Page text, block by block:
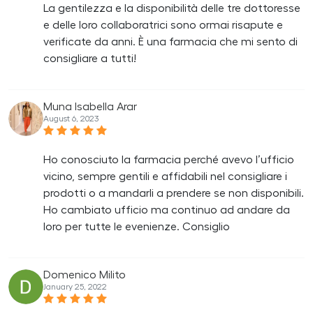
La gentilezza e la disponibilità delle tre dottoresse
e delle loro collaboratrici sono ormai risapute e
verificate da anni. È una farmacia che mi sento di
consigliare a tutti!
Muna Isabella Arar
August 6, 2023
Ho conosciuto la farmacia perché avevo l’ufficio
vicino, sempre gentili e affidabili nel consigliare i
prodotti o a mandarli a prendere se non disponibili.
Ho cambiato ufficio ma continuo ad andare da
loro per tutte le evenienze. Consiglio
Domenico Milito
January 25, 2022